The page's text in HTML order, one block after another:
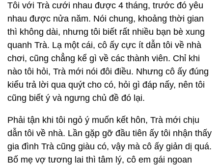
Tôi với Trà cưới nhau được 4 tháng, trước đó yêu
nhau được nửa năm. Nói chung, khoảng thời gian
thì không dài, nhưng tôi biết rất nhiều bạn bè xung
quanh Trà. Lạ một cái, cô ấy cực ít dẫn tôi về nhà
chơi, cũng chẳng kể gì về các thành viên. Chỉ khi
nào tôi hỏi, Trà mới nói đôi điều. Nhưng cô ấy đúng
kiểu trả lời qua quýt cho có, hỏi gì đáp nấy, nên tôi
cũng biết ý và ngưng chủ đề đó lại.
Phải tận khi tôi ngỏ ý muốn kết hôn, Trà mới chịu
dẫn tôi về nhà. Lần gặp gỡ đầu tiên ấy tôi nhận thấy
gia đình Trà cũng giàu có, vậy mà cô ấy giản dị quá.
Bố mẹ vợ tương lai thì tâm lý, cô em gái ngoan